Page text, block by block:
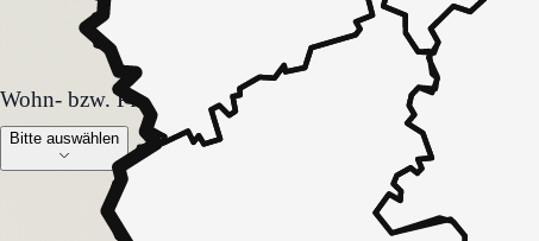
Wohn- bzw. Pflegeform
Wohn- bzw. Pflegeform
Bitte auswählen